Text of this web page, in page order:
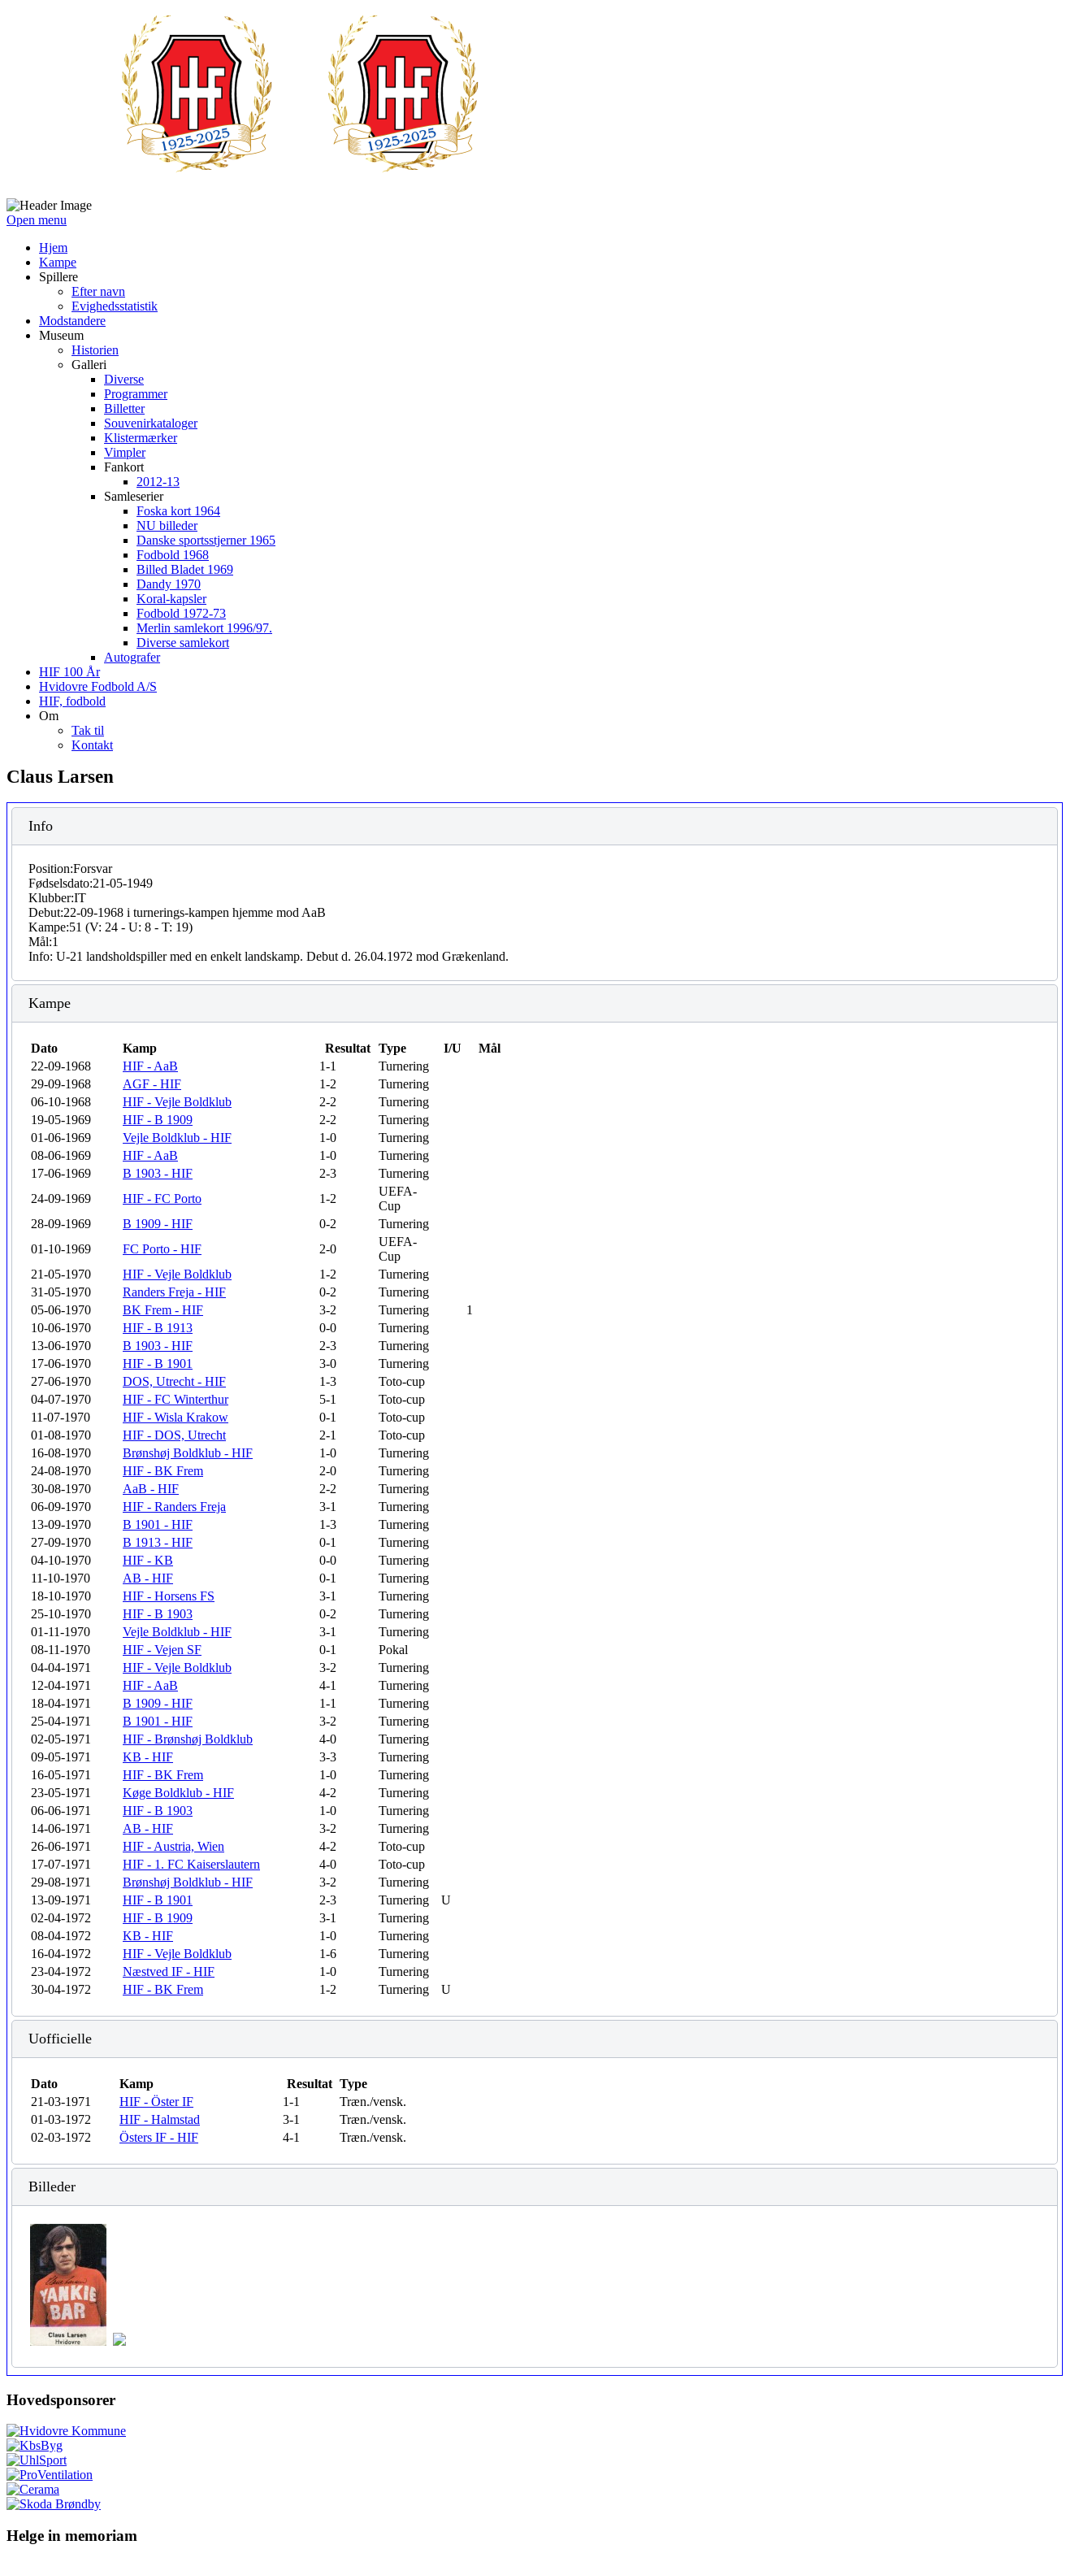
Open menu
Hjem
Kampe
Spillere
Efter navn
Evighedsstatistik
Modstandere
Museum
Historien
Galleri
Diverse
Programmer
Billetter
Souvenirkataloger
Klistermærker
Vimpler
Fankort
2012-13
Samleserier
Foska kort 1964
NU billeder
Danske sportsstjerner 1965
Fodbold 1968
Billed Bladet 1969
Dandy 1970
Koral-kapsler
Fodbold 1972-73
Merlin samlekort 1996/97.
Diverse samlekort
Autografer
HIF 100 År
Hvidovre Fodbold A/S
HIF, fodbold
Om
Tak til
Kontakt
Claus Larsen
Info
Position:Forsvar
Fødselsdato:21-05-1949
Klubber:IT
Debut:22-09-1968 i turnerings-kampen hjemme mod AaB
Kampe:51 (V: 24 - U: 8 - T: 19)
Mål:1
Info: U-21 landsholdspiller med en enkelt landskamp. Debut d. 26.04.1972 mod Grækenland.
Kampe
Dato Kamp Resultat Type I/U
Mål
22-09-1968
HIF - AaB 1-1
Turnering
29-09-1968
AGF - HIF 1-2
Turnering
06-10-1968
HIF - Vejle Boldklub 2-2
Turnering
19-05-1969
HIF - B 1909 2-2
Turnering
01-06-1969
Vejle Boldklub - HIF 1-0
Turnering
08-06-1969
HIF - AaB 1-0
Turnering
17-06-1969
B 1903 - HIF 2-3
Turnering
24-09-1969
HIF - FC Porto 1-2
UEFA-
Cup
28-09-1969
B 1909 - HIF 0-2
Turnering
01-10-1969
FC Porto - HIF 2-0
UEFA-
Cup
21-05-1970
HIF - Vejle Boldklub 1-2
Turnering
31-05-1970
Randers Freja - HIF 0-2
Turnering
05-06-1970
BK Frem - HIF 3-2 Turnering
1
10-06-1970
HIF - B 1913 0-0
Turnering
13-06-1970
B 1903 - HIF 2-3
Turnering
17-06-1970
HIF - B 1901 3-0
Turnering
27-06-1970
DOS, Utrecht - HIF 1-3
Toto-cup
04-07-1970
HIF - FC Winterthur 5-1
Toto-cup
11-07-1970
HIF - Wisla Krakow 0-1
Toto-cup
01-08-1970
HIF - DOS, Utrecht 2-1
Toto-cup
16-08-1970
Brønshøj Boldklub - HIF 1-0
Turnering
24-08-1970
HIF - BK Frem 2-0
Turnering
30-08-1970
AaB - HIF 2-2
Turnering
06-09-1970
HIF - Randers Freja 3-1
Turnering
13-09-1970
B 1901 - HIF 1-3
Turnering
27-09-1970
B 1913 - HIF 0-1
Turnering
04-10-1970
HIF - KB 0-0
Turnering
11-10-1970
AB - HIF 0-1
Turnering
18-10-1970
HIF - Horsens FS 3-1
Turnering
25-10-1970
HIF - B 1903 0-2
Turnering
01-11-1970
Vejle Boldklub - HIF 3-1
Turnering
08-11-1970
HIF - Vejen SF 0-1
Pokal
04-04-1971
HIF - Vejle Boldklub 3-2
Turnering
12-04-1971
HIF - AaB 4-1
Turnering
18-04-1971
B 1909 - HIF 1-1
Turnering
25-04-1971
B 1901 - HIF 3-2
Turnering
02-05-1971
HIF - Brønshøj Boldklub 4-0
Turnering
09-05-1971
KB - HIF 3-3
Turnering
16-05-1971
HIF - BK Frem 1-0
Turnering
23-05-1971
Køge Boldklub - HIF 4-2
Turnering
06-06-1971
HIF - B 1903 1-0
Turnering
14-06-1971
AB - HIF 3-2
Turnering
26-06-1971
HIF - Austria, Wien 4-2
Toto-cup
17-07-1971
HIF - 1. FC Kaiserslautern 4-0
Toto-cup
29-08-1971
Brønshøj Boldklub - HIF 3-2
Turnering
13-09-1971
HIF - B 1901 2-3 Turnering
U
02-04-1972
HIF - B 1909 3-1
Turnering
08-04-1972
KB - HIF 1-0
Turnering
16-04-1972
HIF - Vejle Boldklub 1-6
Turnering
23-04-1972
Næstved IF - HIF 1-0
Turnering
30-04-1972
HIF - BK Frem 1-2 Turnering U
Uofficielle
Dato Kamp Resultat Type
21-03-1971
HIF - Öster IF 1-1
Træn./vensk.
01-03-1972
HIF - Halmstad 3-1
Træn./vensk.
02-03-1972
Östers IF - HIF 4-1 Træn./vensk.
Billeder
Hovedsponsorer
Helge in memoriam